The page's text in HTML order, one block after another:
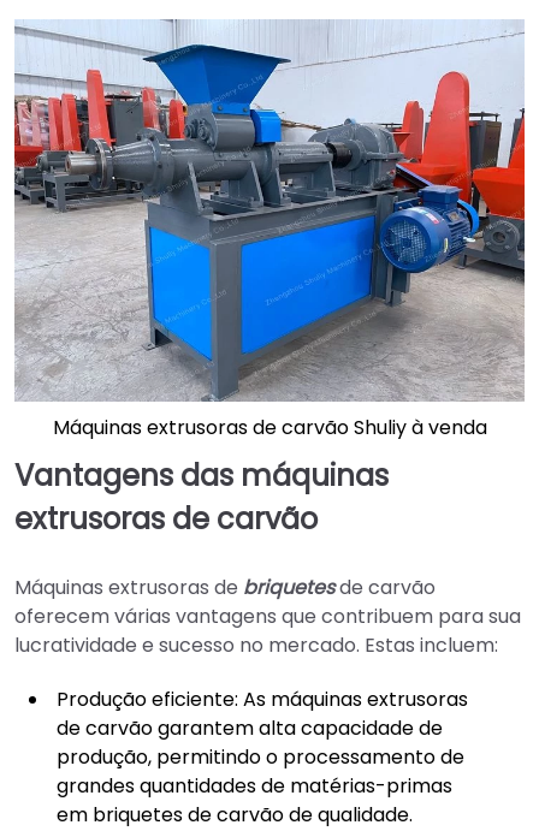
Máquinas extrusoras de carvão Shuliy à venda
Vantagens das máquinas
extrusoras de carvão
Máquinas extrusoras de briquetesde carvão
oferecem várias vantagens que contribuem para sua
lucratividade e sucesso no mercado. Estas incluem:
Produção eficiente: As máquinas extrusoras
de carvão garantem alta capacidade de
produção, permitindo o processamento de
grandes quantidades de matérias-primas
em briquetes de carvão de qualidade.